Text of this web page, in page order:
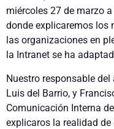
miércoles 27 de marzo
donde explicaremos los
las organizaciones en
la Intranet se ha
Nuestro responsable
Luis del Barrio, y
Comunicación Interna
explicaros la realidad